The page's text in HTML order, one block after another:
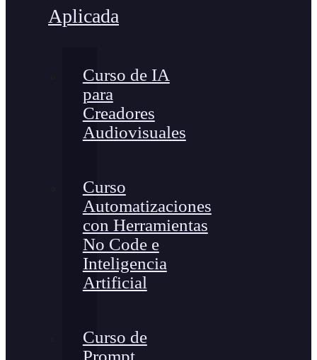
Aplicada
Curso de IA
para
Creadores
Audiovisuales
Curso
Automatizaciones
con Herramientas
No Code e
Inteligencia
Artificial
Curso de
Prompt